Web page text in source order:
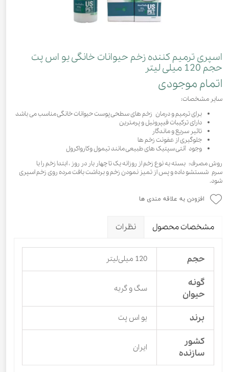
اسپری ترمیم کننده زخم حیوانات خانگی یو اس پت
حجم 120 میلی لیتر
اتمام موجودی
سایر مشخصات:
برای ترمیم و درمان زخم های سطحی پوست حیوانات خانگی مناسب می باشد
دارای ترکیبات فیپرونیل و پرمترین
تاثیر سریع و ماندگار
جلوگیری از عفونت زخم ها
وجود آنتی سپتیک های طبیعی مانند تیمول وکارواکرول
روش مصرف: بسته به نوع زخم از روزانه یک تا چهار بار در روز ، ابتدا زخم را با
سرم شستشو داده و پس از تمیز نمودن زخم و برداشت بافت مرده روی زخم اسپری
شود.
افزودن به علاقه مندی ها
مشخصات محصول نظرات
حجم 120 میلی‌لیتر
گونه
حیوان
سگ و گربه
برند یو اس پت
کشور
سازنده
ایران